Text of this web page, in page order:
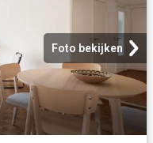
Foto bekijken